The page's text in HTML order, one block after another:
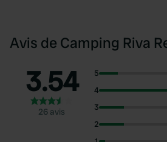
Avis de Camping Riva
3.54
26 avis
5
4
3
2